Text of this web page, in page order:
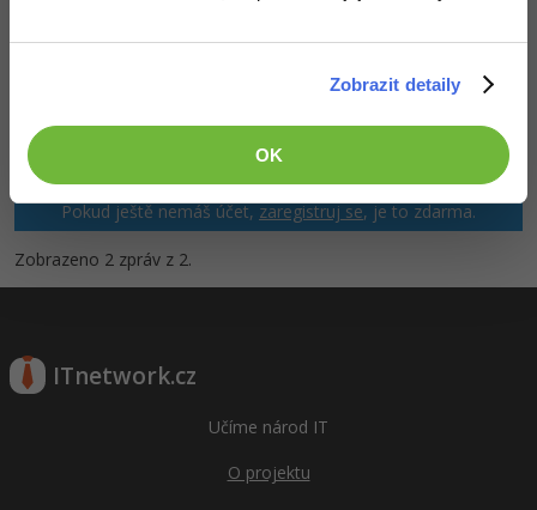
Zobrazit detaily
OK
Děláme co je v našich silách, aby byly zdejší diskuze co
nejkvalitnější. Proto do nich také mohou přispívat pouze
registrovaní členové. Pro zapojení do diskuze sepřihlas.
Pokud ještě nemáš účet,zaregistruj se, je to zdarma.
Zobrazeno 2 zpráv z 2.
ITnetwork.cz
Učíme národ IT
O projektu